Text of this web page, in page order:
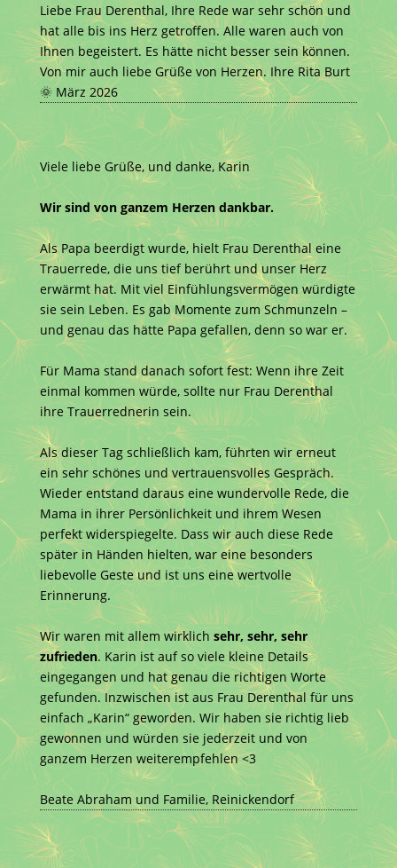
Liebe Frau Derenthal, Ihre Rede war sehr schön und
hat alle bis ins Herz getroffen. Alle waren auch von
Ihnen begeistert. Es hätte nicht besser sein können.
Von mir auch liebe Grüße von Herzen. Ihre Rita Burt
🌞 März 2026
Viele liebe Grüße, und danke, Karin
Wir sind vonganzem Herzen dankbar.
Als Papa beerdigt wurde, hielt Frau Derenthal eine
Trauerrede, die uns tief berührt und unser Herz
erwärmt hat. Mit viel Einfühlungsvermögen würdigte
sie sein Leben. Es gab Momente zum Schmunzeln –
und genau das hätte Papa gefallen, denn so war er.
Für Mama stand danach sofort fest: Wenn ihre Zeit
einmal kommen würde, sollte nur Frau Derenthal
ihre Trauerrednerin sein.
Als dieser Tag schließlich kam, führten wir erneut
ein sehr schönes und vertrauensvolles Gespräch.
Wieder entstand daraus eine wundervolle Rede, die
Mama in ihrer Persönlichkeit und ihrem Wesen
perfekt widerspiegelte. Dass wir auch diese Rede
später in Händen hielten, war eine besonders
liebevolle Geste und ist uns eine wertvolle
Erinnerung.
Wir waren mit allem wirklich sehr, sehr, sehr
zufrieden. Karin ist auf so viele kleine Details
eingegangen und hat genau die richtigen Worte
gefunden. Inzwischen ist aus Frau Derenthal für uns
einfach „Karin“ geworden. Wir haben sie richtig lieb
gewonnen und würden sie jederzeit und von
ganzem Herzen weiterempfehlen <3
Beate Abraham und Familie, Reinickendorf